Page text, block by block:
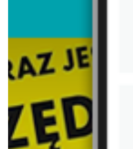
Zobacz aktualne